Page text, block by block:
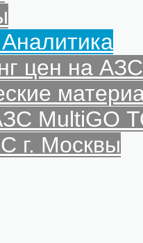
цен на
MultiGO
г. Москвы